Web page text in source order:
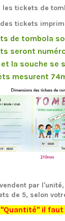
les tickets de
des tickets
de tombola
seront
la souche se
mesurent
par
de 5, selon
il